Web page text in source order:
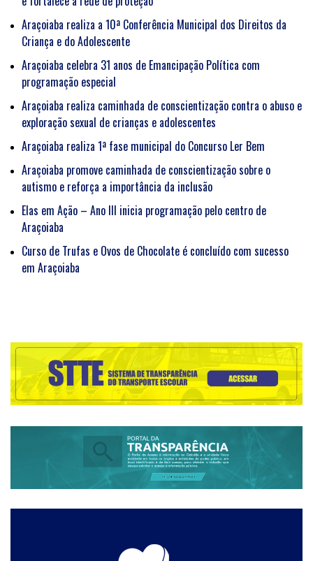
Araçoiaba realiza a 10ª Conferência Municipal dos Direitos da
Criança e do Adolescente
Araçoiaba celebra 31 anos de Emancipação Política com
programação especial
Araçoiaba realiza caminhada de conscientização contra o abuso e
exploração sexual de crianças e adolescentes
Araçoiaba realiza 1ª fase municipal do Concurso Ler Bem
Araçoiaba promove caminhada de conscientização sobre o
autismo e reforça a importância da inclusão
Elas em Ação – Ano III inicia programação pelo centro de
Araçoiaba
Curso de Trufas e Ovos de Chocolate é concluído com sucesso
em Araçoiaba